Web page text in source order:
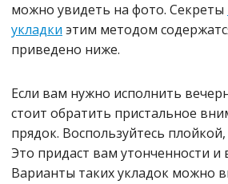
можно увидеть на фото. Секреты
укладки этим методом
приведено ниже.
Если вам нужно исполнить
стоит обратить пристальное
прядок. Воспользуйтесь
Это придаст вам утонченности и
Варианты таких укладок можно